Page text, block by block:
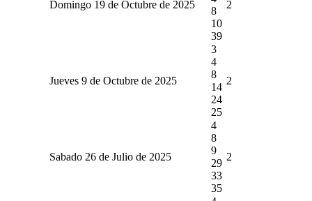
Domingo 19 de Octubre de 2025
8
10
39
2
Jueves 9 de Octubre de 2025
3
4
8
14
24
25
2
Sabado 26 de Julio de 2025
4
8
9
29
33
35
2